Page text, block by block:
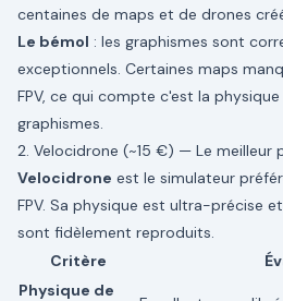
centaines de maps et de drones
Le bémol : les graphismes sont
exceptionnels. Certaines maps
FPV, ce qui compte c'est la
graphismes.
2. Velocidrone (~15 €) — Le meilleur
Velocidrone est le simulateur
FPV. Sa physique est ultra-précise
sont fidèlement reproduits.
Critère
Physique de